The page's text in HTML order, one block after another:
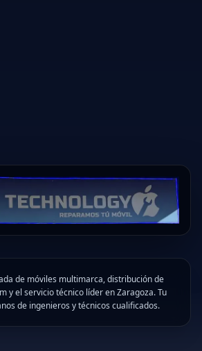
de móviles multimarca, distribución de
y el servicio técnico líder en Zaragoza. Tu
de ingenieros y técnicos cualificados.